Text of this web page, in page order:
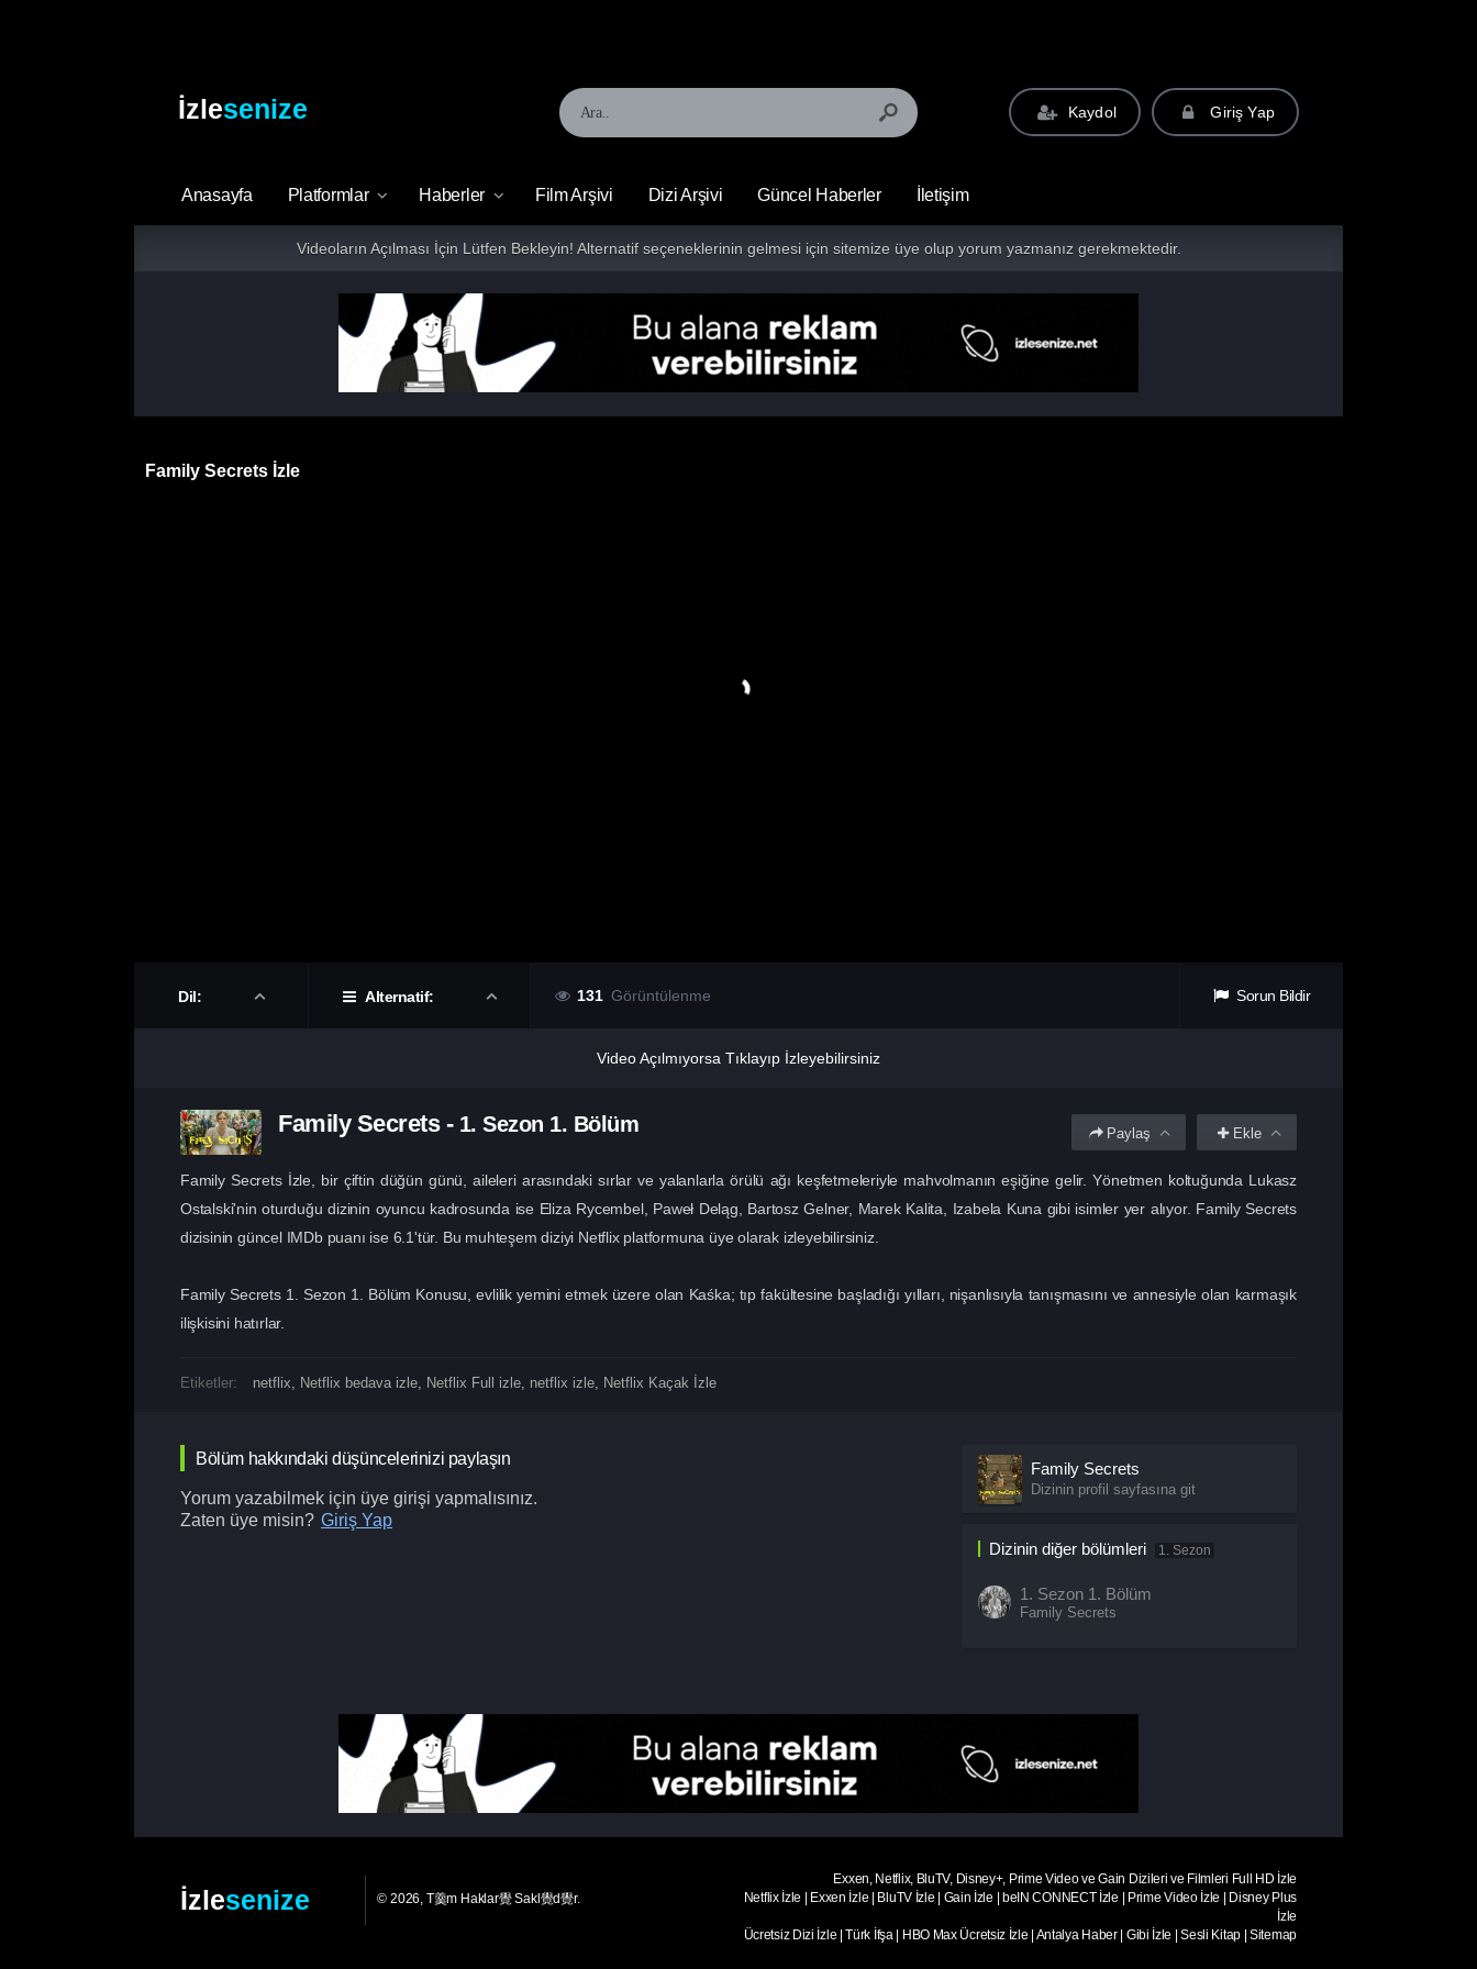
İzlesenize Kaydol Giriş Yap
Anasayfa Platformlar Haberler Film Arşivi Dizi Arşivi Güncel Haberler İletişim
Videoların Açılması İçin Lütfen Bekleyin! Alternatif seçeneklerinin gelmesi için sitemize üye olup yorum yazmanız gerekmektedir.
Family Secrets İzle
Dil: Alternatif: 131 Görüntülenme Sorun Bildir
Video Açılmıyorsa Tıklayıp İzleyebilirsiniz
Family Secrets- 1. Sezon 1. Bölüm Ekle
Paylaş
Family Secrets İzle, bir çiftin düğün günü, aileleri arasındaki sırlar ve yalanlarla örülü ağı keşfetmeleriyle mahvolmanın eşiğine gelir. Yönetmen koltuğunda Lukasz
Ostalski'nin oturduğu dizinin oyuncu kadrosunda ise Eliza Rycembel, Paweł Deląg, Bartosz Gelner, Marek Kalita, Izabela Kuna gibi isimler yer alıyor. Family Secrets
dizisinin güncel IMDb puanı ise 6.1'tür. Bu muhteşem diziyi Netflix platformuna üye olarak izleyebilirsiniz.
Family Secrets 1. Sezon 1. Bölüm Konusu, evlilik yemini etmek üzere olan Kaśka; tıp fakültesine başladığı yılları, nişanlısıyla tanışmasını ve annesiyle olan karmaşık
ilişkisini hatırlar.
Etiketler: netflix, Netflix bedava izle, Netflix Full izle, netflix izle, Netflix Kaçak İzle
Bölüm hakkındaki düşüncelerinizi paylaşın
Yorum yazabilmek için üye girişi yapmalısınız.
Zaten üye misin? Giriş Yap
Family Secrets
Dizinin profil sayfasına git
Dizinin diğer bölümleri 1. Sezon
1. Sezon 1. Bölüm
Family Secrets
İzlesenize © 2026, T羹m Haklar覺 Sakl覺d覺r.
Exxen, Netflix, BluTV, Disney+, Prime Video ve Gain Dizileri ve Filmleri Full HD İzle
Netflix İzle
Exxen İzle BluTV İzle Gain İzle beIN CONNECT İzle Prime Video İzle
Disney Plus
İzle
Ücretsiz Dizi İzle |Türk İfşa| HBO Max Ücretsiz İzle Antalya Haber| Gibi İzle |Sesli Kitap|Sitemap